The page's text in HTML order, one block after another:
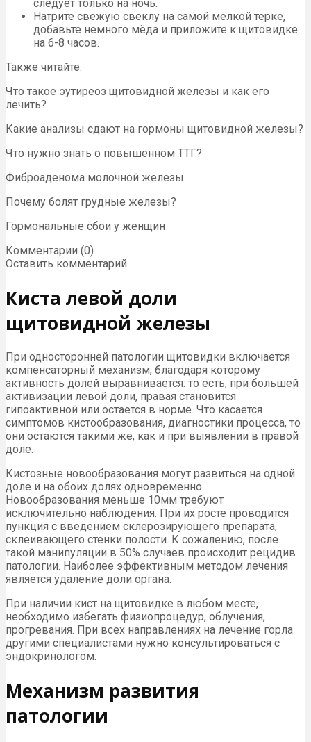
следует только на ночь.
Натрите свежую свеклу на самой мелкой терке,
добавьте немного мёда и приложите к щитовидке
на 6-8 часов.
Также читайте:
Что такое эутиреоз щитовидной железы и как его
лечить?
Какие анализы сдают на гормоны щитовидной железы?
Что нужно знать о повышенном ТТГ?
Фиброаденома молочной железы
Почему болят грудные железы?
Гормональные сбои у женщин
Комментарии (0)
Оставить комментарий
Киста левой доли
щитовидной железы
При односторонней патологии щитовидки включается
компенсаторный механизм, благодаря которому
активность долей выравнивается: то есть, при большей
активизации левой доли, правая становится
гипоактивной или остается в норме. Что касается
симптомов кистообразования, диагностики процесса, то
они остаются такими же, как и при выявлении в правой
доле.
Кистозные новообразования могут развиться на одной
доле и на обоих долях одновременно.
Новообразования меньше 10мм требуют
исключительно наблюдения. При их росте проводится
пункция с введением склерозирующего препарата,
склеивающего стенки полости. К сожалению, после
такой манипуляции в 50% случаев происходит рецидив
патологии. Наиболее эффективным методом лечения
является удаление доли органа.
При наличии кист на щитовидке в любом месте,
необходимо избегать физиопроцедур, облучения,
прогревания. При всех направлениях на лечение горла
другими специалистами нужно консультироваться с
эндокринологом.
Механизм развития
патологии